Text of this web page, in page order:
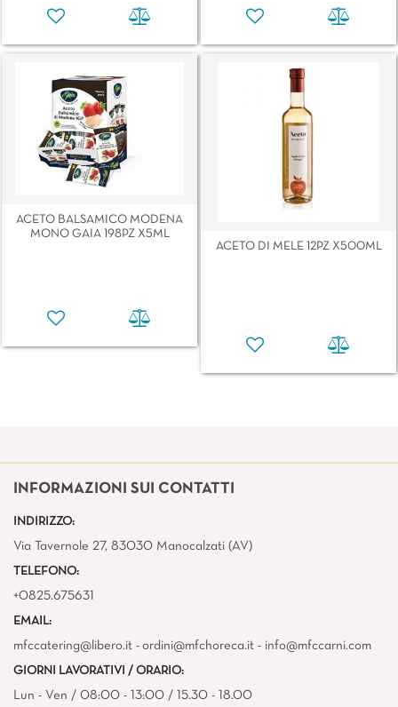
ACETO BALSAMICO MODENA
MONO GAIA 198PZ X5ML
ACETO DI MELE 12PZ X500ML
INFORMAZIONI SUI CONTATTI
INDIRIZZO:
Via Tavernole 27, 83030 Manocalzati (AV)
TELEFONO:
+0825.675631
EMAIL:
mfccatering@libero.it - ordini@mfchoreca.it - info@mfccarni.com
GIORNI LAVORATIVI / ORARIO:
Lun - Ven / 08:00 - 13:00 / 15.30 - 18.00